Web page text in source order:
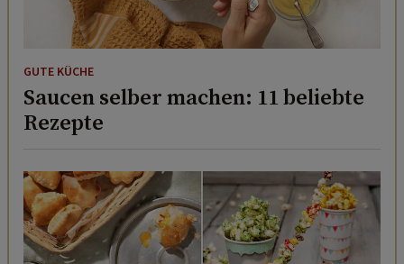
GUTE KÜCHE
Saucen selber machen: 11 beliebte
Rezepte